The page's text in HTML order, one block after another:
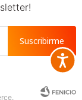
Suscribirme